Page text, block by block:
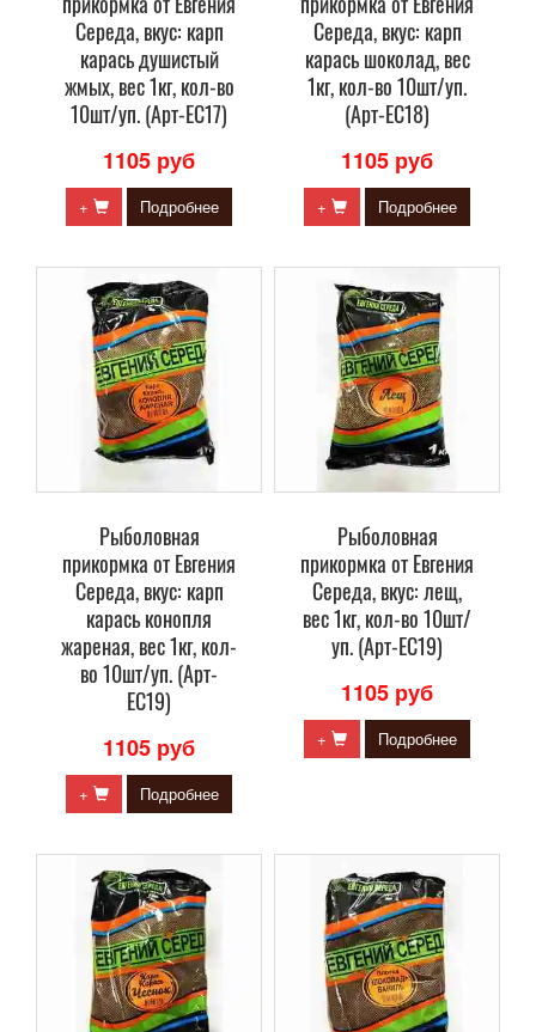
Середа, вкус: карп
карась душистый
жмых, вес 1кг, кол-во
10шт/уп. (Арт-ЕС17)
1105 руб
+ Подробнее
Середа, вкус: карп
карась шоколад, вес
1кг, кол-во 10шт/уп.
(Арт-ЕС18)
1105 руб
+ Подробнее
Рыболовная
прикормка от Евгения
Середа, вкус: карп
карась конопля
жареная, вес 1кг, кол-
во 10шт/уп. (Арт-
ЕС19)
1105 руб
+ Подробнее
Рыболовная
прикормка от Евгения
Середа, вкус: лещ,
вес 1кг, кол-во 10шт/
уп. (Арт-ЕС19)
1105 руб
+ Подробнее